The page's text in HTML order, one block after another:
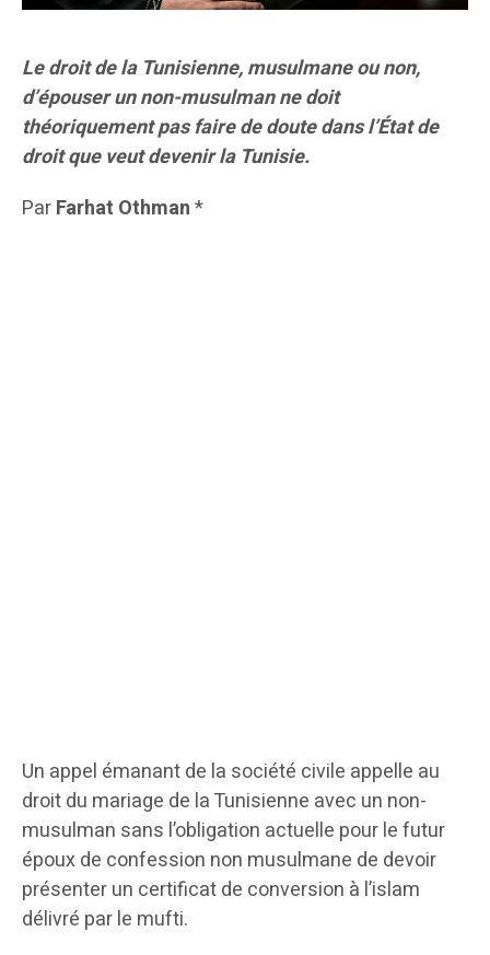
Le droit de la Tunisienne, musulmane ou non,
d’épouser un non-musulman ne doit
théoriquement pas faire de doute dans l’État de
droit que veut devenir la Tunisie.
ParFarhat Othman*
Un appel émanant de la société civile appelle au
droit du mariage de la Tunisienne avec un non-
musulman sans l’obligation actuelle pour le futur
époux de confession non musulmane de devoir
présenter un certificat de conversion à l’islam
délivré par le mufti.